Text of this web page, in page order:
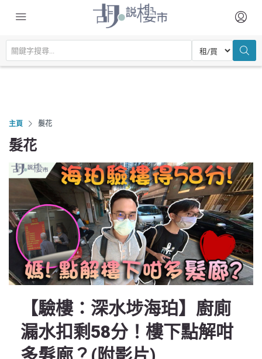
主頁 髮花
髮花
【驗樓：深水埗海珀】廚廁
漏水扣剩58分！樓下點解咁